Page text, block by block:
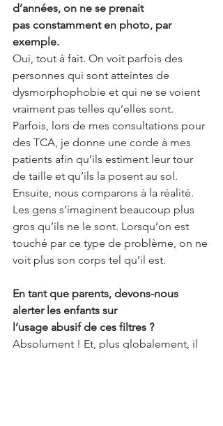
d’années, on ne se prenait
pas constamment en photo, par
exemple.
Oui, tout à fait. On voit parfois des
personnes qui sont atteintes de
dysmorphophobie et qui ne se voient
vraiment pas telles qu’elles sont.
Parfois, lors de mes consultations pour
des TCA, je donne une corde à mes
patients afin qu’ils estiment leur tour
de taille et qu’ils la posent au sol.
Ensuite, nous comparons à la réalité.
Les gens s’imaginent beaucoup plus
gros qu’ils ne le sont. Lorsqu’on est
touché par ce type de problème, on ne
voit plus son corps tel qu’il est.
En tant que parents, devons-nous
alerter les enfants sur
l’usage abusif de ces filtres ?
Absolument ! Et, plus globalement, il